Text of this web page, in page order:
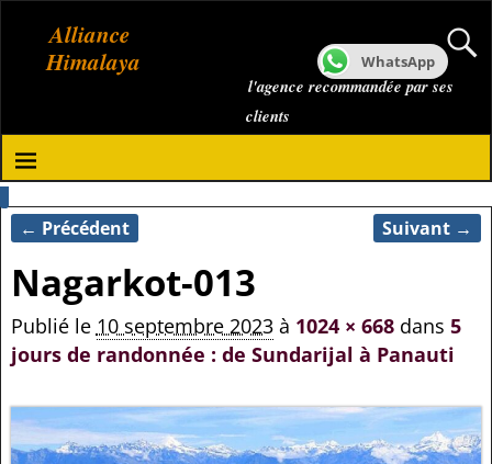
Alliance
Himalaya
l'agence recommandée par ses
clients
Navigation des images
← Précédent Suivant →
Nagarkot-013
Publié le 10 septembre 2023à 1024 × 668dans 5
jours de randonnée : de Sundarijal à Panauti
WhatsApp